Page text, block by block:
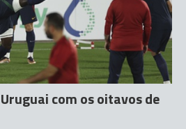
com os oitavos de